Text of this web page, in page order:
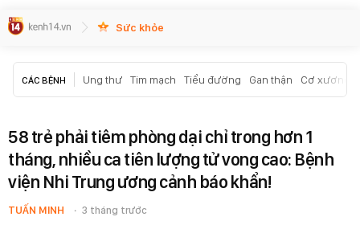
Sức khỏe
CÁC BỆNH Ung thư Tim mạch Tiểu đường Gan thận Cơ xương
58 trẻ phải tiêm phòng dại chỉ trong hơn 1
tháng, nhiều ca tiên lượng tử vong cao: Bệnh
viện Nhi Trung ương cảnh báo khẩn!
TUẤN MINH 3 tháng trước